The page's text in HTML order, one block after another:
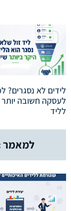
לידים לא נסגרים?
לעסקה חשובה
לליד
למאמר